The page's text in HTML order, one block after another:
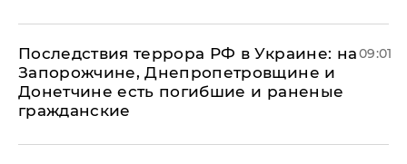
Последствия террора РФ в Украине: на
Запорожчине, Днепропетровщине и
Донетчине есть погибшие и раненые
гражданские
09:01